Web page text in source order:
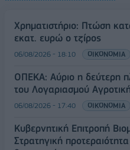
Χρηματιστήριο: Πτώση
εκατ. ευρώ ο τζίρος
06/08/2026 - 18:10 ΟΙΚΟΝΟΜΙΑ
ΟΠΕΚΑ: Αύριο η δεύτερη
του Λογαριασμού
06/08/2026 - 17:40 ΟΙΚΟΝΟΜΙΑ
Κυβερνητική Επιτροπή
Στρατηγική